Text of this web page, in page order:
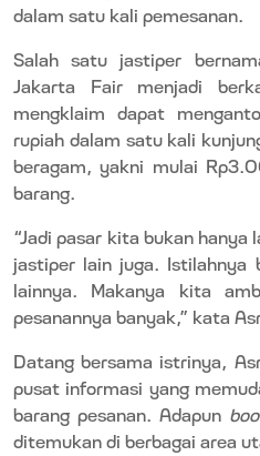
dalam satu kali pemesanan.
Salah satu jastiper
Jakarta Fair menjadi
mengklaim dapat
rupiah dalam satu kali
beragam, yakni mulai
barang.
“Jadi pasar kita bukan hanya
jastiper lain juga. Istilahnya
lainnya. Makanya kita
pesanannya banyak,” kata
Datang bersama istrinya,
pusat informasi yang
barang pesanan. Adapun
ditemukan di berbagai area